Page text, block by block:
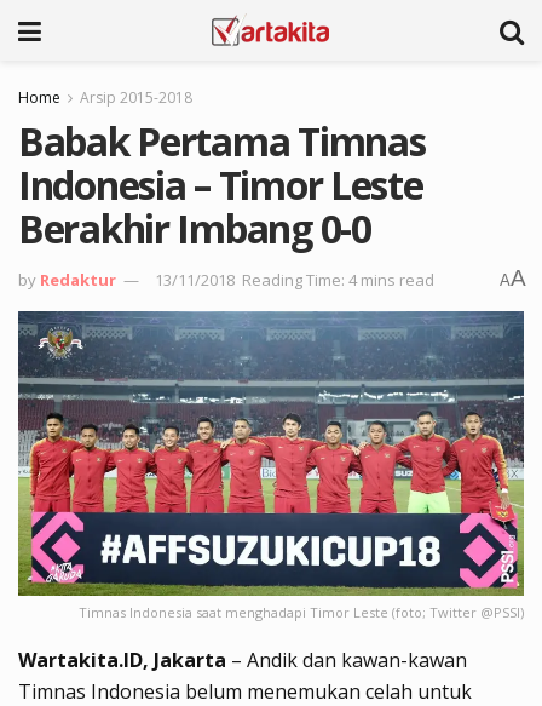
Home Arsip 2015-2018
Babak Pertama Timnas
Indonesia – Timor Leste
Berakhir Imbang 0-0
by Redaktur 13/11/2018 Reading Time: 4 mins read AA
Timnas Indonesia saat menghadapi Timor Leste (foto; Twitter @PSSI)
Wartakita.ID, Jakarta – Andik dan kawan-kawan
Timnas Indonesia belum menemukan celah untuk